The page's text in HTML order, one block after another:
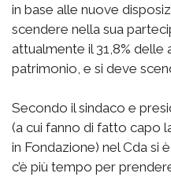
in base alle nuove
scendere nella sua
attualmente il 31,8% delle
patrimonio, e si deve
Secondo il sindaco e
(a cui fanno di fatto capo
in Fondazione) nel Cda si
c’è più tempo per